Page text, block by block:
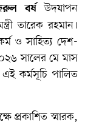
বর্ষউদযাপন
তারেক রহমান।
ও সাহিত্য দেশ-
সালের মে মাস
কর্মসূচি পালিত
প্রকাশিত স্মারক,